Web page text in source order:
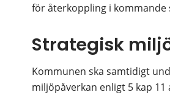
för återkoppling i kommande
Strategisk
Kommunen ska samtidigt
miljöpåverkan enligt 5 kap